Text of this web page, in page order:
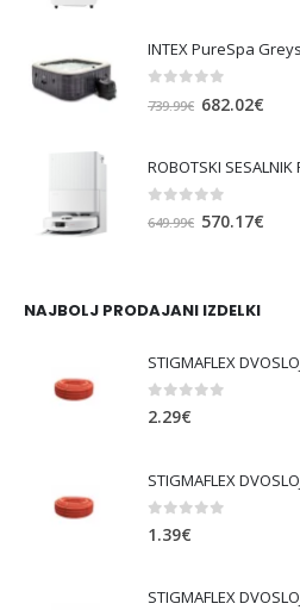
303.59€.
739.99€ Izvirna
739.99€.
682.02€
ROBOTSKI SESALNIK
out of 5
649.99€ Izvirna
570.17€
NAJBOLJ PRODAJANI IZDELKI
0 out of 5
2.29€
0 out of 5
1.39€